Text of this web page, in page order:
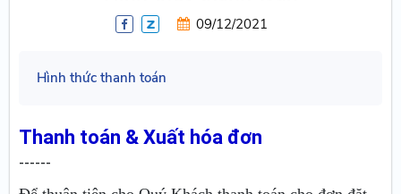
09/12/2021
Hình thức thanh toán
Thanh toán & Xuất hóa đơn
------